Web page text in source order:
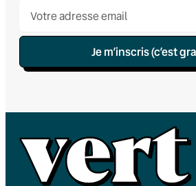
Je m’inscris (c’est